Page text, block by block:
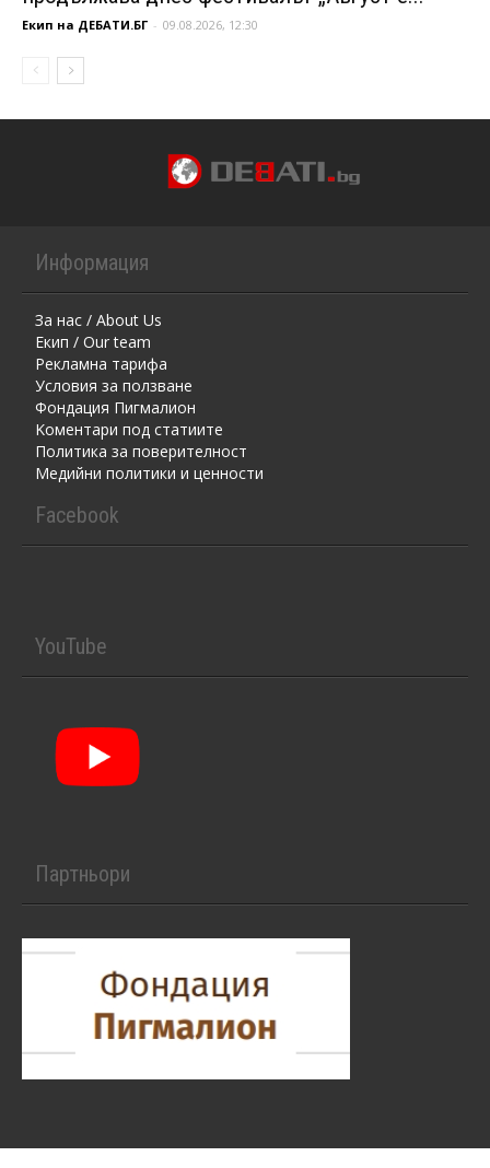
Екип на ДЕБАТИ.БГ - 09.08.2026, 12:30
Информация
За нас / About Us
Екип / Our team
Рекламна тарифа
Условия за ползване
Фондация Пигмалион
Kоментaри под статиите
Политика за поверителност
Медийни политики и ценности
Facebook
YouTube
Партньори